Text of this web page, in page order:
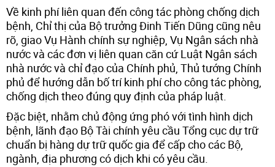
Về kinh phí liên quan đến công tác phòng chống dịch
bệnh, Chỉ thị của Bộ trưởng Đinh Tiến Dũng cũng nêu
rõ, giao Vụ Hành chính sự nghiệp, Vụ Ngân sách nhà
nước và các đơn vị liên quan căn cứ Luật Ngân sách
nhà nước và chỉ đạo của Chính phủ, Thủ tướng Chính
phủ để hướng dẫn bố trí kinh phí cho công tác phòng,
chống dịch theo đúng quy định của pháp luật.
Đặc biệt, nhằm chủ động ứng phó với tình hình dịch
bệnh, lãnh đạo Bộ Tài chính yêu cầu Tổng cục dự trữ
chuẩn bị hàng dự trữ quốc gia để cấp cho các Bộ,
ngành, địa phương có dịch khi có yêu cầu.